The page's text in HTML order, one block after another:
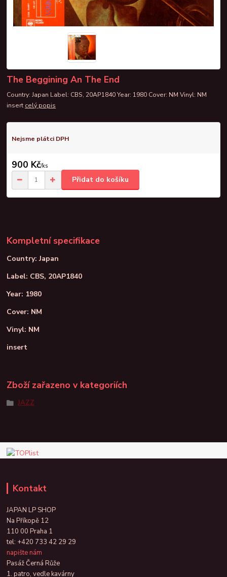
The Beggining An The End
Country: Japan Label: CBS, 20AP1840 Year: 1980 Cover: NM Vinyl: NM
insert celý popis
Nejsme plátci DPH
900 Kč/ks
Přidat do košíku
Kompletní specifikace
Country: Japan
Label: CBS, 20AP1840
Year: 1980
Cover: NM
Vinyl: NM
insert
Zboží zařazeno v kategoriích
JAZZ
Kontakt
JAPAN LP SHOP
Na Příkopě 12
110 00 Praha 1
tel: +420 733 42 29 29
napište nám
Pasáž Černá Růže
1. patro, vedle kavárny